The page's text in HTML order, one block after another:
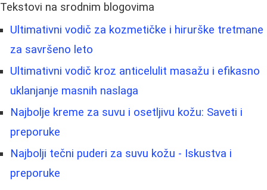
Tekstovi na srodnim blogovima
Ultimativni vodič za kozmetičke i hirurške tretmane
za savršeno leto
Ultimativni vodič kroz anticelulit masažu i efikasno
uklanjanje masnih naslaga
Najbolje kreme za suvu i osetljivu kožu: Saveti i
preporuke
Najbolji tečni puderi za suvu kožu - Iskustva i
preporuke